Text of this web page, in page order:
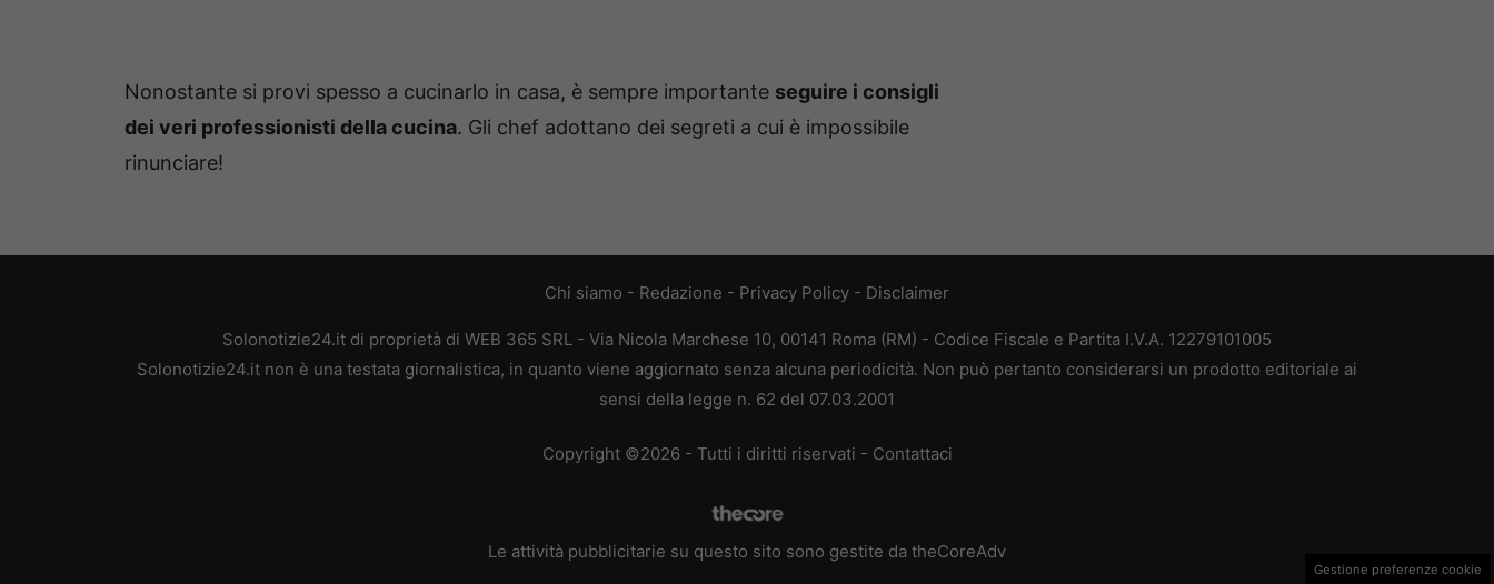
Nonostante si provi spesso a cucinarlo in casa, è sempre importante seguire i consigli
dei veri professionisti della cucina. Gli chef adottano dei segreti a cui è impossibile
rinunciare!
Chi siamo - Redazione - Privacy Policy - Disclaimer
Solonotizie24.it di proprietà di WEB 365 SRL - Via Nicola Marchese 10, 00141 Roma (RM) - Codice Fiscale e Partita I.V.A. 12279101005
Solonotizie24.it non è una testata giornalistica, in quanto viene aggiornato senza alcuna periodicità. Non può pertanto considerarsi un prodotto editoriale ai
sensi della legge n. 62 del 07.03.2001
Copyright ©2026 - Tutti i diritti riservati - Contattaci
Le attività pubblicitarie su questo sito sono gestite da theCoreAdv
Gestione preferenze cookie